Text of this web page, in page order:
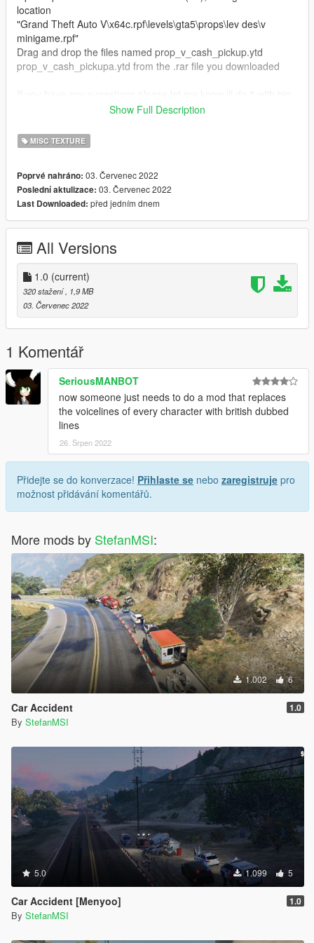
location
"Grand Theft Auto V\x64c.rpf\levels\gta5\props\lev des\v
minigame.rpf"
Drag and drop the files named prop_v_cash_pickup.ytd
prop_v_cash_pickupa.ytd from the .rar file you downloaded
Show Full Description
MISC TEXTURE
Poprvé nahráno: 03. Červenec 2022
Poslední aktulizace: 03. Červenec 2022
Last Downloaded: před jedním dnem
All Versions
1.0 (current)
320 stažení , 1,9 MB
03. Červenec 2022
1 Komentář
SeriousMANBOT
now someone just needs to do a mod that replaces
the voicelines of every character with british dubbed
lines
26. Srpen 2022
Přidejte se do konverzace! Přihlaste se nebo zaregistruje pro
možnost přidávání komentářů.
More mods by StefanMSI:
1.002 6
Car Accident 1.0
By StefanMSI
5.0 1.099 5
Car Accident [Menyoo] 1.0
By StefanMSI